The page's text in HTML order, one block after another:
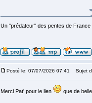
Un "prédateur" des pentes de
Posté le: 07/07/2026 07:41 Sujet
Merci Pat' pour le lien que de